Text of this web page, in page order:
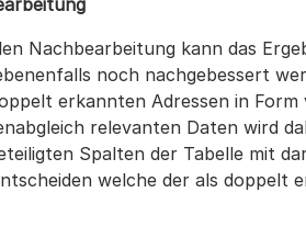
Nachbearbeitung kann das
noch nachgebessert
erkannten Adressen in
relevanten Daten wird
Spalten der Tabelle mit
welche der als doppelt